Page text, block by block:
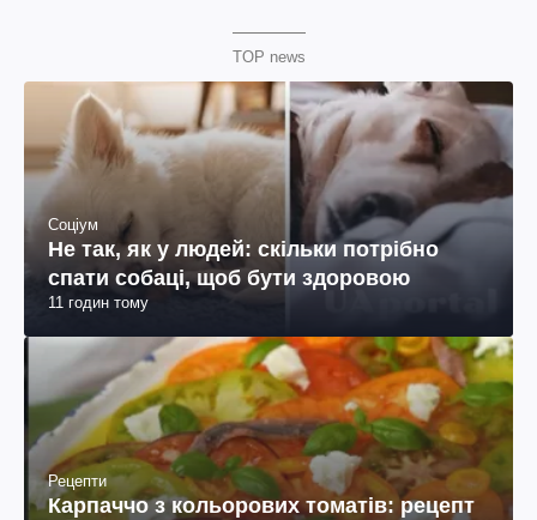
TOP news
Соціум
Не так, як у людей: скільки потрібно
спати собаці, щоб бути здоровою
11 годин тому
Рецепти
Карпаччо з кольорових томатів: рецепт